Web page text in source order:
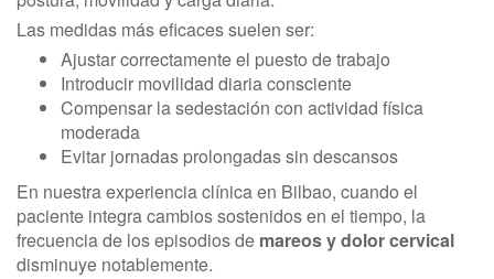
Las medidas más eficaces suelen ser:
Ajustar correctamente el puesto de trabajo
Introducir movilidad diaria consciente
Compensar la sedestación con actividad física
moderada
Evitar jornadas prolongadas sin descansos
En nuestra experiencia clínica en Bilbao, cuando el
paciente integra cambios sostenidos en el tiempo, la
frecuencia de los episodios de mareos y dolor cervical
disminuye notablemente.